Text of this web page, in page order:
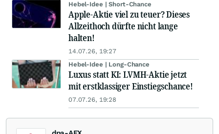
Hebel-Idee | Short-Chance
Apple-Aktie viel zu teuer? Dieses
Allzeithoch dürfte nicht lange
halten!
14.07.26, 19:27
Hebel-Idee | Long-Chance
Luxus statt KI: LVMH-Aktie jetzt
mit erstklassiger Einstiegschance!
07.07.26, 19:28